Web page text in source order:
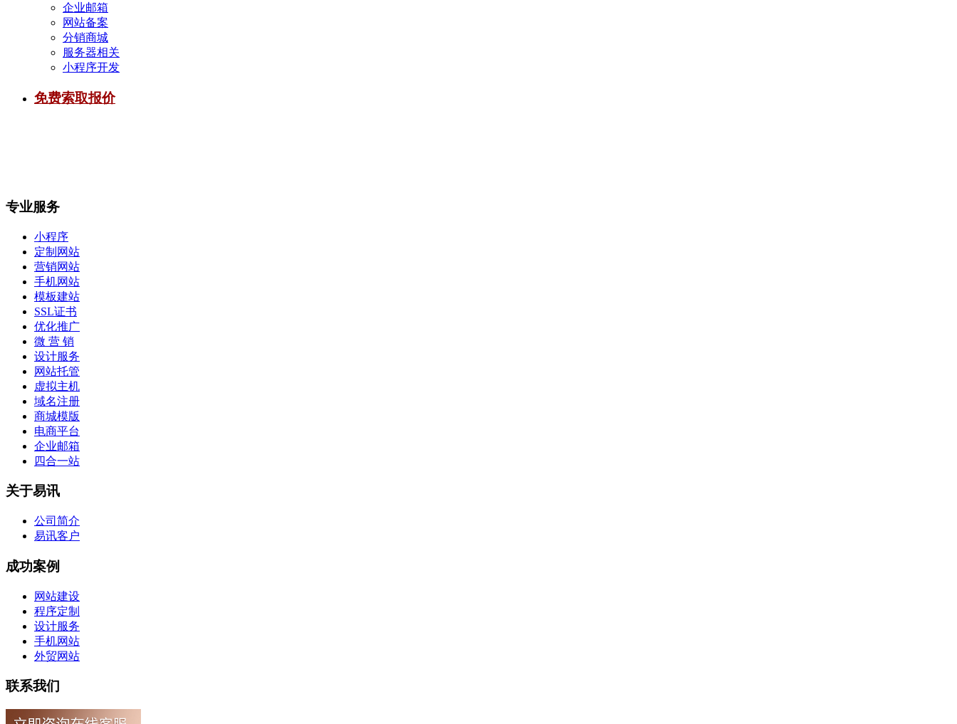
企业邮箱
网站备案
分销商城
服务器相关
小程序开发
免费索取报价
专业服务
小程序
定制网站
营销网站
手机网站
模板建站
SSL证书
优化推广
微 营 销
设计服务
网站托管
虚拟主机
域名注册
商城模版
电商平台
企业邮箱
四合一站
关于易讯
公司简介
易讯客户
成功案例
网站建设
程序定制
设计服务
手机网站
外贸网站
联系我们